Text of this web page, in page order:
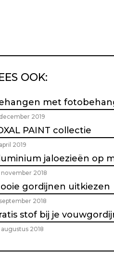
OOK:
met
2019
PAINT collectie
2019
jaloezieën op
november 2018
gordijnen uitkiezen
2018
stof bij je
augustus 2018